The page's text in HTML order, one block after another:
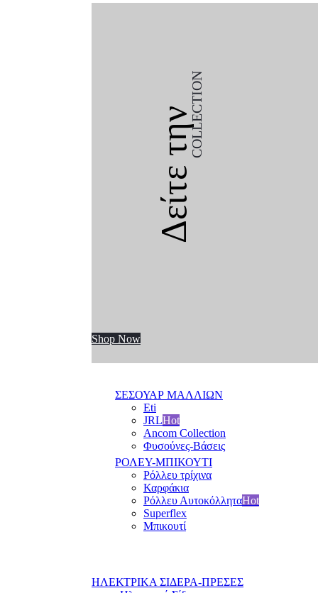
Δείτε τηνCOLLECTION
Shop Now
ΣΕΣΟΥΑΡ ΜΑΛΛΙΩΝ
Eti
JRLHot
Ancom Collection
Φυσούνες-Βάσεις
ΡΟΛΕΥ-ΜΠΙΚΟΥΤΙ
Ρόλλευ τρίχινα
Καρφάκια
Ρόλλευ ΑυτοκόλληταHot
Superflex
Μπικουτί
ΗΛΕΚΤΡΙΚΑ ΣΙΔΕΡΑ-ΠΡΕΣΕΣ